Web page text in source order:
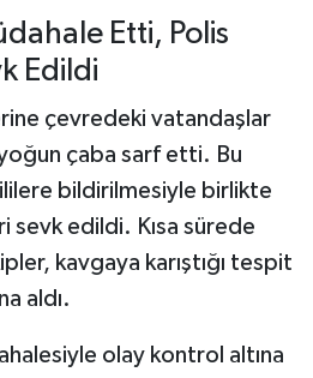
Etti, Polis
Edildi
çevredeki vatandaşlar
yoğun çaba sarf etti. Bu
bildirilmesiyle birlikte
sevk edildi. Kısa sürede
kavgaya karıştığı tespit
aldı.
olay kontrol altına